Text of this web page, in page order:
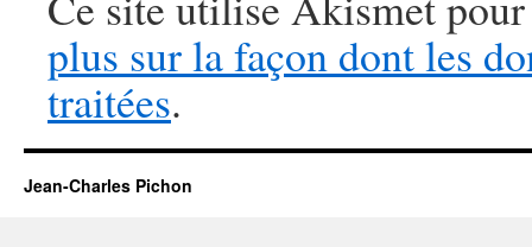
plus sur la façon dont les
traitées.
Jean-Charles Pichon